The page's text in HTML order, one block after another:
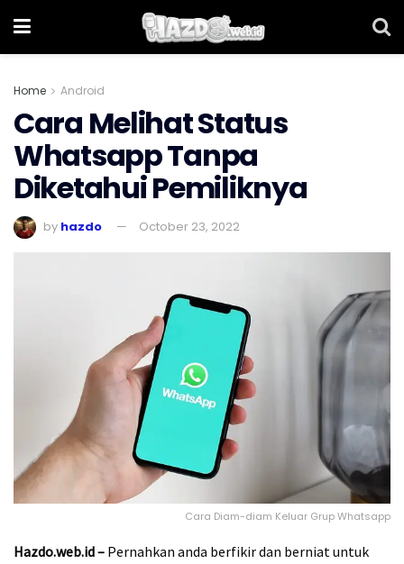
Home Android
Cara Melihat Status
Whatsapp Tanpa
Diketahui Pemiliknya
by hazdo October 23, 2022
Cara Diam-diam Keluar Grup Whatsapp
Hazdo.web.id – Pernahkan anda berfikir dan berniat untuk